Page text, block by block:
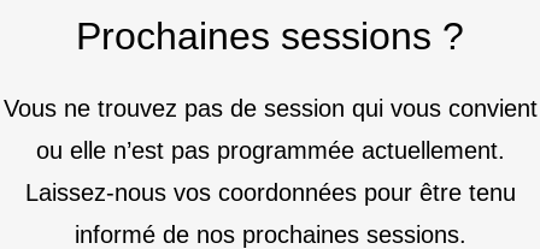
Prochaines sessions ?
Vous ne trouvez pas de session qui vous convient
ou elle n’est pas programmée actuellement.
Laissez-nous vos coordonnées pour être tenu
informé de nos prochaines sessions.